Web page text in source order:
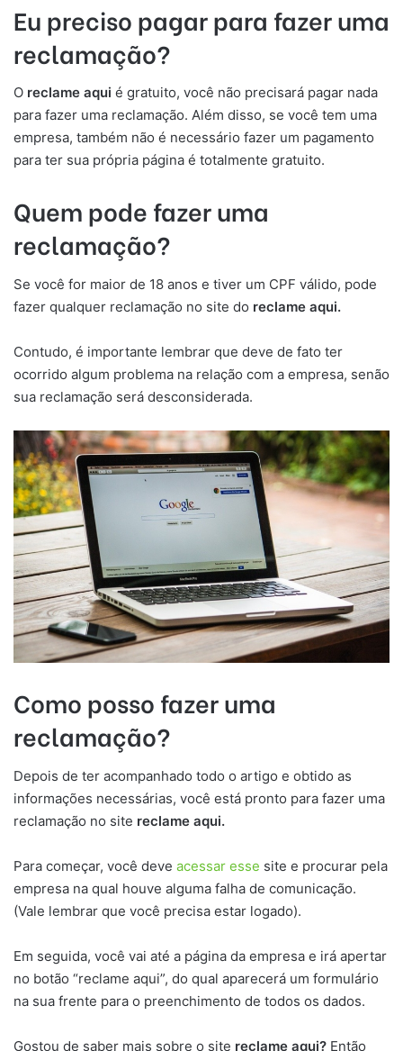
Eu preciso pagar para fazer uma
reclamação?
O reclame aqui é gratuito, você não precisará pagar nada
para fazer uma reclamação. Além disso, se você tem uma
empresa, também não é necessário fazer um pagamento
para ter sua própria página é totalmente gratuito.
Quem pode fazer uma
reclamação?
Se você for maior de 18 anos e tiver um CPF válido, pode
fazer qualquer reclamação no site do reclame aqui.
Contudo, é importante lembrar que deve de fato ter
ocorrido algum problema na relação com a empresa, senão
sua reclamação será desconsiderada.
Como posso fazer uma
reclamação?
Depois de ter acompanhado todo o artigo e obtido as
informações necessárias, você está pronto para fazer uma
reclamação no site reclame aqui.
Para começar, você deve acessar esse site e procurar pela
empresa na qual houve alguma falha de comunicação.
(Vale lembrar que você precisa estar logado).
Em seguida, você vai até a página da empresa e irá apertar
no botão “reclame aqui”, do qual aparecerá um formulário
na sua frente para o preenchimento de todos os dados.
Gostou de saber mais sobre o site reclame aqui? Então